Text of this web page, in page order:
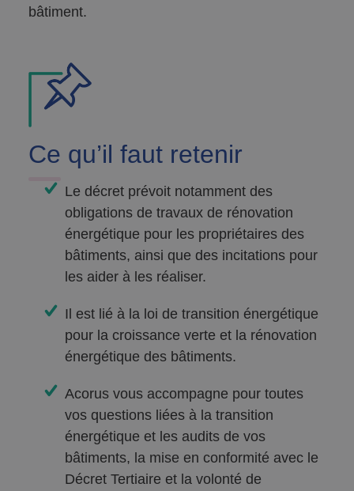
bâtiment.
Ce qu’il faut retenir
Le décret prévoit notamment des
obligations de travaux de rénovation
énergétique pour les propriétaires des
bâtiments, ainsi que des incitations pour
les aider à les réaliser.
Il est lié à la loi de transition énergétique
pour la croissance verte et la rénovation
énergétique des bâtiments.
Acorus vous accompagne pour toutes
vos questions liées à la transition
énergétique et les audits de vos
bâtiments, la mise en conformité avec le
Décret Tertiaire et la volonté de